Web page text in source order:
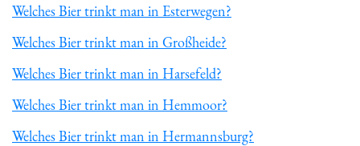
Welches Bier trinkt man in Esterwegen?
Welches Bier trinkt man in Großheide?
Welches Bier trinkt man in Harsefeld?
Welches Bier trinkt man in Hemmoor?
Welches Bier trinkt man in Hermannsburg?